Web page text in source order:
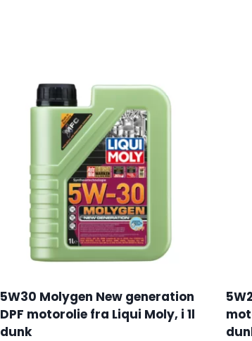
5W30 Molygen New generation
DPF motorolie fra Liqui Moly, i 1l
dunk